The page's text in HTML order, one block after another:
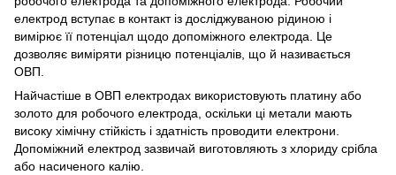
електрод вступає в контакт із досліджуваною рідиною і
вимірює її потенціал щодо допоміжного електрода. Це
дозволяє виміряти різницю потенціалів, що й називається
ОВП.
Найчастіше в ОВП електродах використовують платину або
золото для робочого електрода, оскільки ці метали мають
високу хімічну стійкість і здатність проводити електрони.
Допоміжний електрод зазвичай виготовляють з хлориду срібла
або насиченого калію.